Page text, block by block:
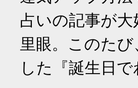
占いの記事が
里眼。このた
した『誕生日